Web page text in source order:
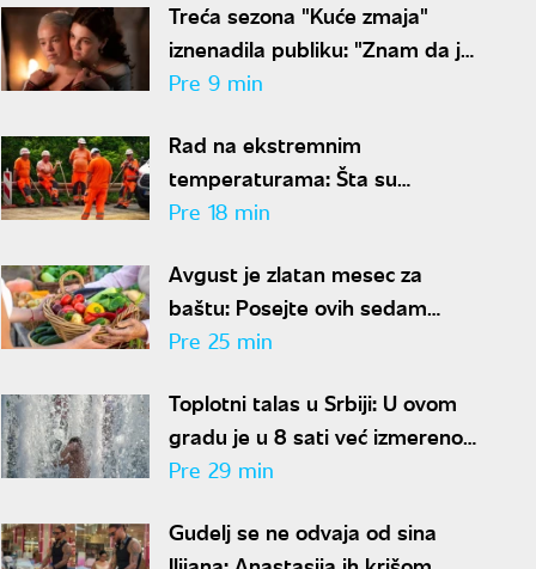
Treća sezona "Kuće zmaja"
iznenadila publiku: "Znam da je
kontroverzno, ali je i
Pre 9 min
Rad na ekstremnim
temperaturama: Šta su
poslodavci dužni da obezbede
ako krše preporuke
Pre 18 min
Avgust je zlatan mesec za
baštu: Posejte ovih sedam
kultura i uživajte u svežem
Pre 25 min
Toplotni talas u Srbiji: U ovom
gradu je u 8 sati već izmereno
30 stepeni
Pre 29 min
Gudelj se ne odvaja od sina